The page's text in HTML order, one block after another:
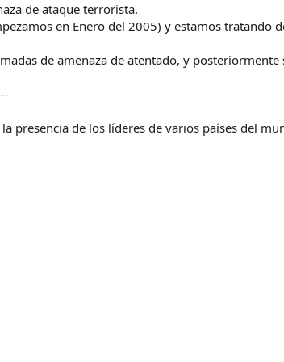
de ataque terrorista.
en Enero del 2005) y estamos tratando
de amenaza de atentado, y
presencia de los líderes de varios países del